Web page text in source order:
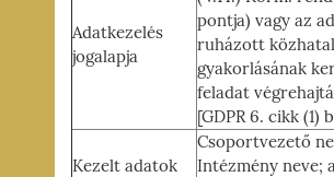
Adatkezelés
jogalapja
pontja) vagy az
ruházott
gyakorlásának
feladat
[GDPR 6. cikk (1)
Kezelt adatok
Csoportvezető
Intézmény neve;